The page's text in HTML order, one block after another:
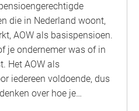
die in Nederland woont,
AOW als basispensioen.
je ondernemer was of in
Het AOW als
iedereen voldoende, dus
over hoe je…